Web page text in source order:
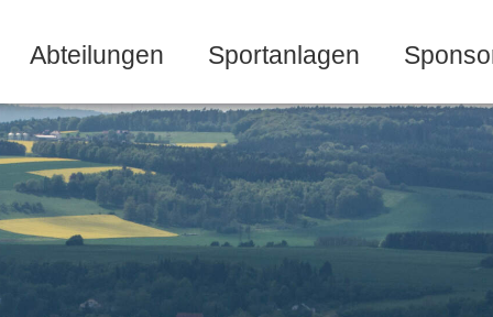
Abteilungen Sportanlagen